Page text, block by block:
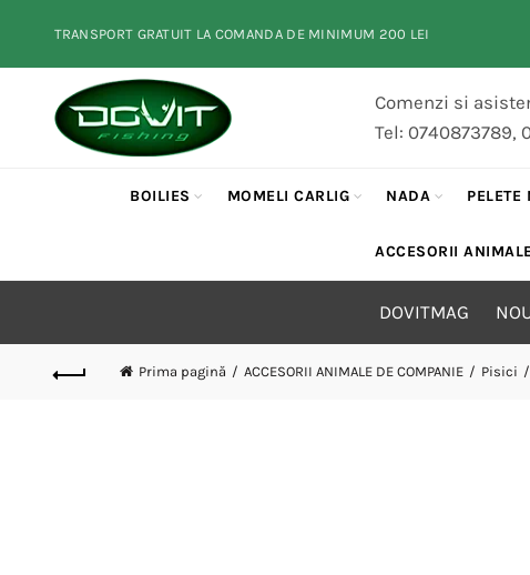
TRANSPORT GRATUIT LA COMANDA DE MINIMUM 200 LEI
Comenzi si
Tel: 0740873789,
BOILIES MOMELI CARLIG NADA PELETE
ACCESORII
DOVITMAG
Prima pagină ACCESORII ANIMALE DE COMPANIE Pisici